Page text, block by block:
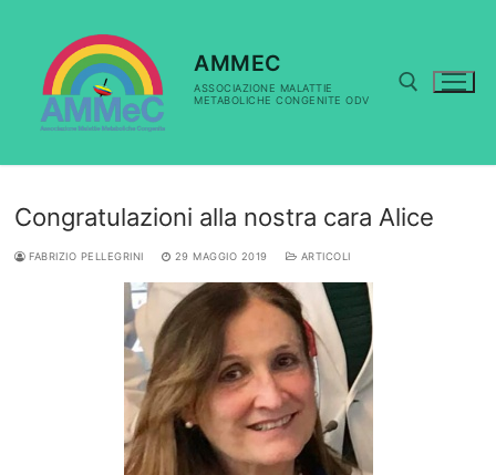
contenuto
AMMEC
ASSOCIAZIONE MALATTIE
METABOLICHE CONGENITE ODV
Cerca:
Congratulazioni alla nostra cara Alice
FABRIZIO PELLEGRINI 29 MAGGIO 2019 ARTICOLI